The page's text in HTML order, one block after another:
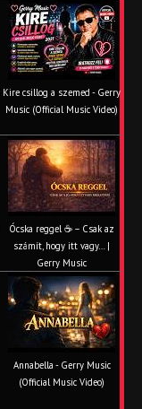
Kire csillog a szemed - Gerry
Music (Official Music Video)
Ócska reggel ☕ – Csak az
számít, hogy itt vagy… |
Gerry Music
Annabella - Gerry Music
(Official Music Video)